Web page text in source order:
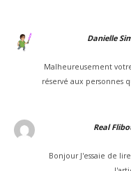
Danielle
Malheureusement
réservé aux personnes
Real
Bonjour J'essaie de